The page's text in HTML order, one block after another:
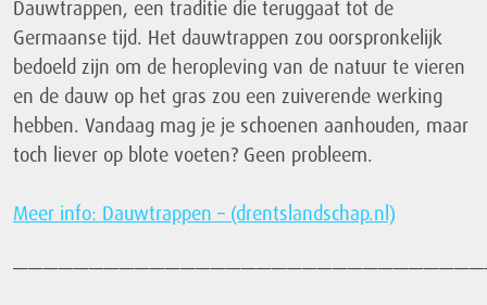
Dauwtrappen, een traditie die teruggaat tot de
Germaanse tijd. Het dauwtrappen zou oorspronkelijk
bedoeld zijn om de heropleving van de natuur te vieren
en de dauw op het gras zou een zuiverende werking
hebben. Vandaag mag je je schoenen aanhouden, maar
toch liever op blote voeten? Geen probleem.
Meer info: Dauwtrappen – (drentslandschap.nl)